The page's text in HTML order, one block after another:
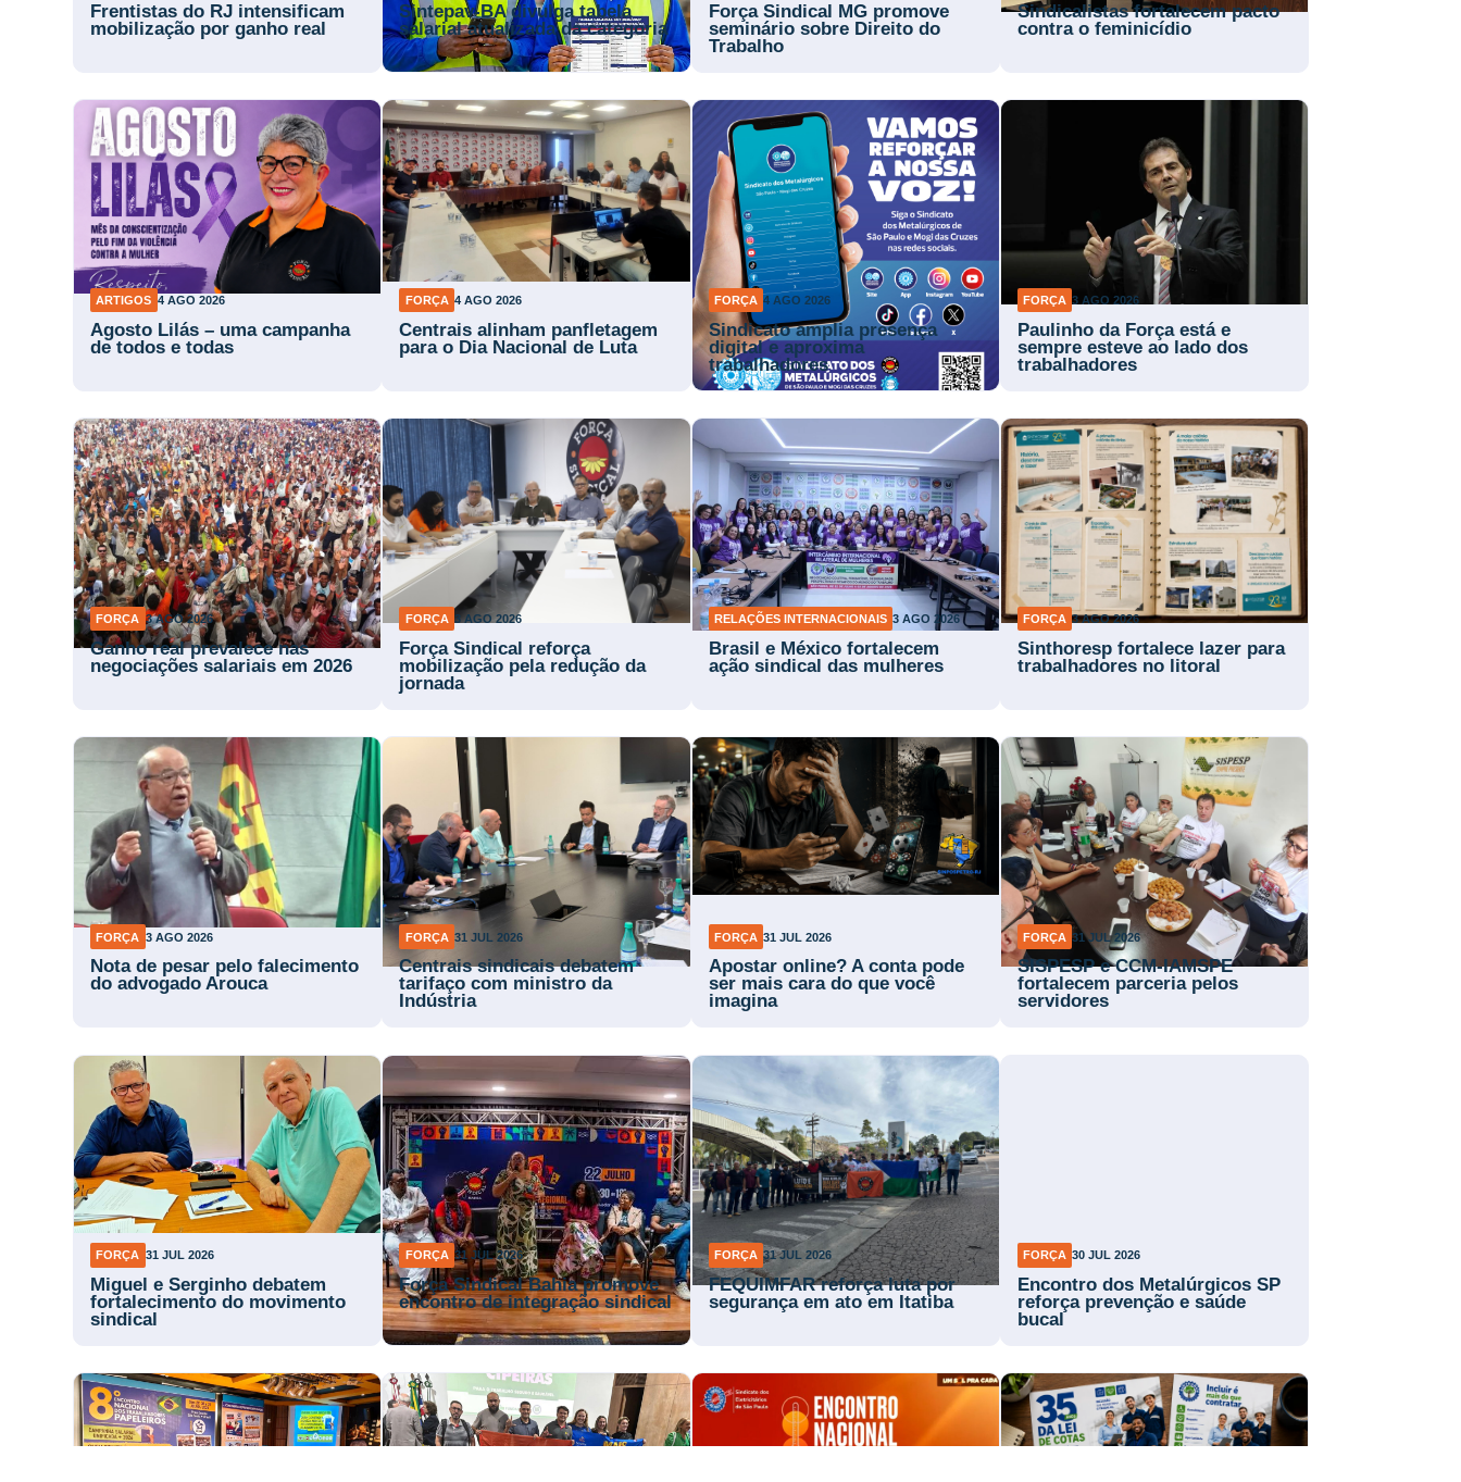
Frentistas do RJ intensificam
mobilização por ganho real
Sintepav-BA divulga tabela
salarial atualizada da categoria
Força Sindical MG promove
seminário sobre Direito do
Trabalho
Sindicalistas fortalecem pacto
contra o feminicídio
ARTIGOS 4 AGO 2026
Agosto Lilás – uma campanha
de todos e todas
FORÇA 4 AGO 2026
Centrais alinham panfletagem
para o Dia Nacional de Luta
FORÇA 4 AGO 2026
Sindicato amplia presença
digital e aproxima
trabalhadores
FORÇA 3 AGO 2026
Paulinho da Força está e
sempre esteve ao lado dos
trabalhadores
FORÇA 3 AGO 2026
Ganho real prevalece nas
negociações salariais em 2026
FORÇA 3 AGO 2026
Força Sindical reforça
mobilização pela redução da
jornada
RELAÇÕES INTERNACIONAIS 3 AGO 2026
Brasil e México fortalecem
ação sindical das mulheres
FORÇA 3 AGO 2026
Sinthoresp fortalece lazer para
trabalhadores no litoral
FORÇA 3 AGO 2026
Nota de pesar pelo falecimento
do advogado Arouca
FORÇA 31 JUL 2026
Centrais sindicais debatem
tarifaço com ministro da
Indústria
FORÇA 31 JUL 2026
Apostar online? A conta pode
ser mais cara do que você
imagina
FORÇA 31 JUL 2026
SISPESP e CCM-IAMSPE
fortalecem parceria pelos
servidores
FORÇA 31 JUL 2026
Miguel e Serginho debatem
fortalecimento do movimento
sindical
FORÇA 31 JUL 2026
Força Sindical Bahia promove
encontro de integração sindical
FORÇA 31 JUL 2026
FEQUIMFAR reforça luta por
segurança em ato em Itatiba
FORÇA 30 JUL 2026
Encontro dos Metalúrgicos SP
reforça prevenção e saúde
bucal